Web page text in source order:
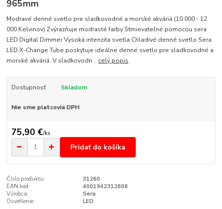
965mm
Modravé denné svetlo pre sladkovodné a morské akváriá (10 000 - 12
000 Kelvinov) Zvýrazňuje modrasté farby Stmievateľné pomocou sera
LED Digital Dimmer Vysoká intenzita svetla Chladivé denné svetlo Sera
LED X-Change Tube poskytuje ideálne denné svetlo pre sladkovodné a
morské akváriá. V sladkovodn... celý popis
Dostupnosť Skladom
Nie sme platcovia DPH
75,90 €/ks
Pridať do košíka
Číslo produktu:
31260
EAN kód:
4001942312608
Výrobca:
Sera
Osvetlenie:
LED